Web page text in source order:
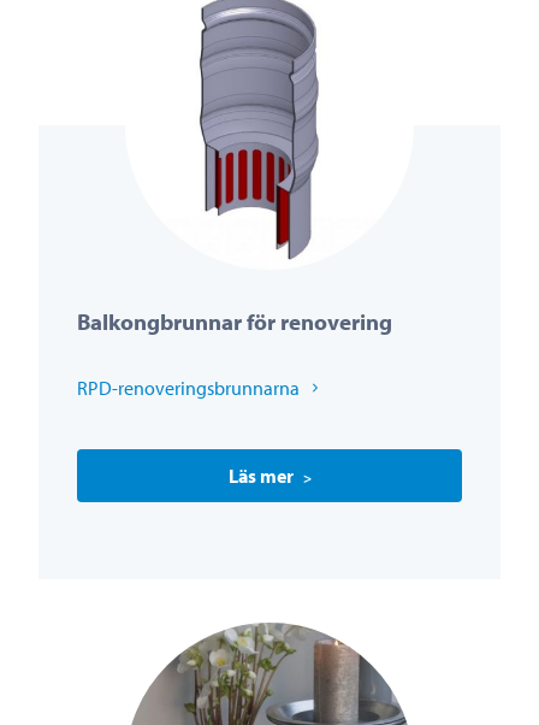
Balkongbrunnar för renovering
RPD-renoveringsbrunnarna
Läs mer